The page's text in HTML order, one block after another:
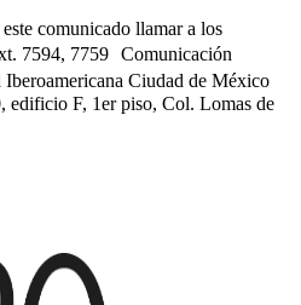
comunicado llamar a los
7594, 7759 Comunicación
Ciudad de México
edificio F, 1er piso, Col. Lomas de